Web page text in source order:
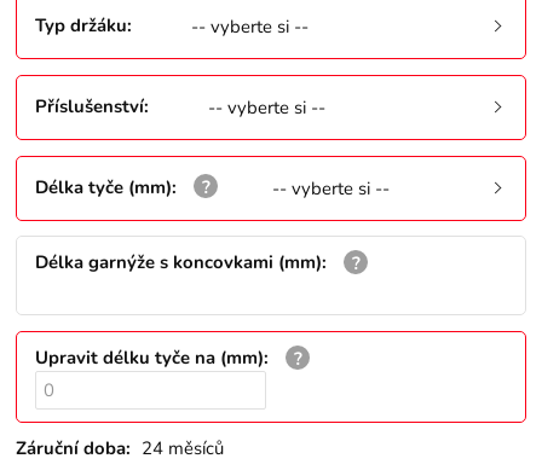
Typ držáku: -- vyberte si --
Příslušenství: -- vyberte si --
Délka tyče (mm): -- vyberte si --
Délka garnýže s koncovkami (mm):
Upravit délku tyče na (mm):
Záruční doba: 24 měsíců